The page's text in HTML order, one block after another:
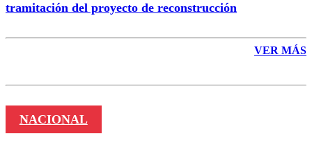
tramitación del proyecto de reconstrucción
VER MÁS
NACIONAL